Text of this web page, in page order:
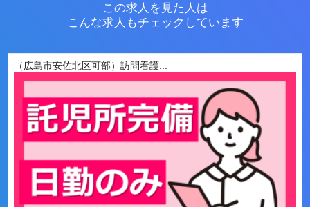
この求人を見た人は
こんな求人もチェックしています
（広島市安佐北区可部）訪問看護...